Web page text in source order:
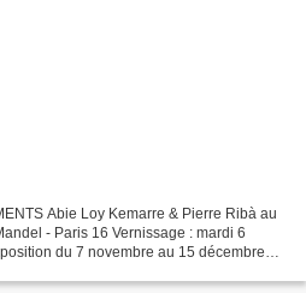
Abie Loy Kemarre & Pierre Ribà au
- Paris 16 Vernissage : mardi 6
du 7 novembre au 15 décembre